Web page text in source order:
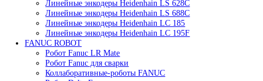
FANUC
Контроллеры Fanuc
Сервоуселители Fanuc
Энкодеры Fanuc
Fanuc PCB Плата
Серводвигатели Fanuc